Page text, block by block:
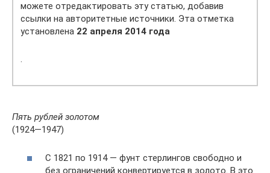
можете отредактировать эту статью, добавив
ссылки на авторитетные источники. Эта отметка
установлена 22 апреля 2014 года
.
Пять рублей золотом
(1924—1947)
С 1821 по 1914 — фунт стерлингов свободно и
без ограничений конвертируется в золото. В это